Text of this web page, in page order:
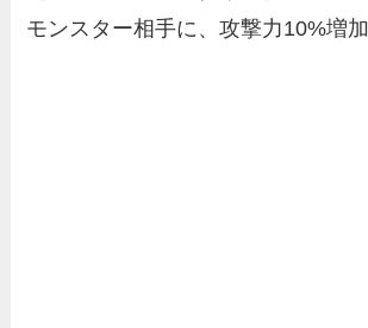
モンスター相手に、攻撃力10%増加